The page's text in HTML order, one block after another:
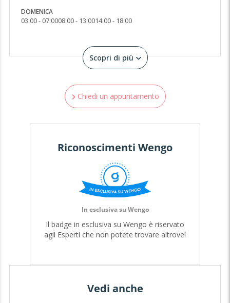
pause, dovute ai naturali "tempi di calcolo", numerologici.
Allora...sei pronto? Chiedi la tua Mail-Studio semplice, con il
DOMENICA
03:00 - 07:0008:00 - 13:0014:00 - 18:00
Scopri di più
Chiedi un appuntamento
Riconoscimenti Wengo
In esclusiva su Wengo
Il badge in esclusiva su Wengo è riservato
agli Esperti che non potete trovare altrove!
Vedi anche